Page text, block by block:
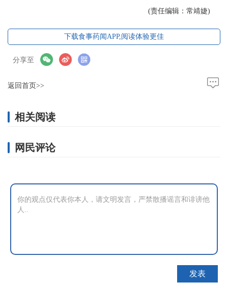
(责任编辑：常靖婕)
下载食事药闻APP,阅读体验更佳
分享至
返回首页>>
相关阅读
网民评论